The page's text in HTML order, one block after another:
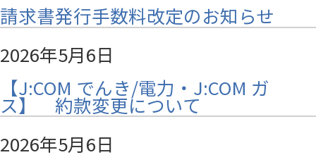
請求書発行手数料改定のお知らせ
2026年5月6日
【J:COM でんき/電力・J:COM ガ
ス】 約款変更について
2026年5月6日